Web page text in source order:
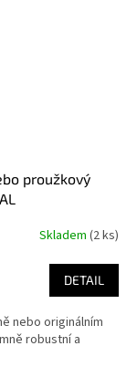
proužkový
Skladem (2 ks)
DETAIL
nebo originálním
robustní a